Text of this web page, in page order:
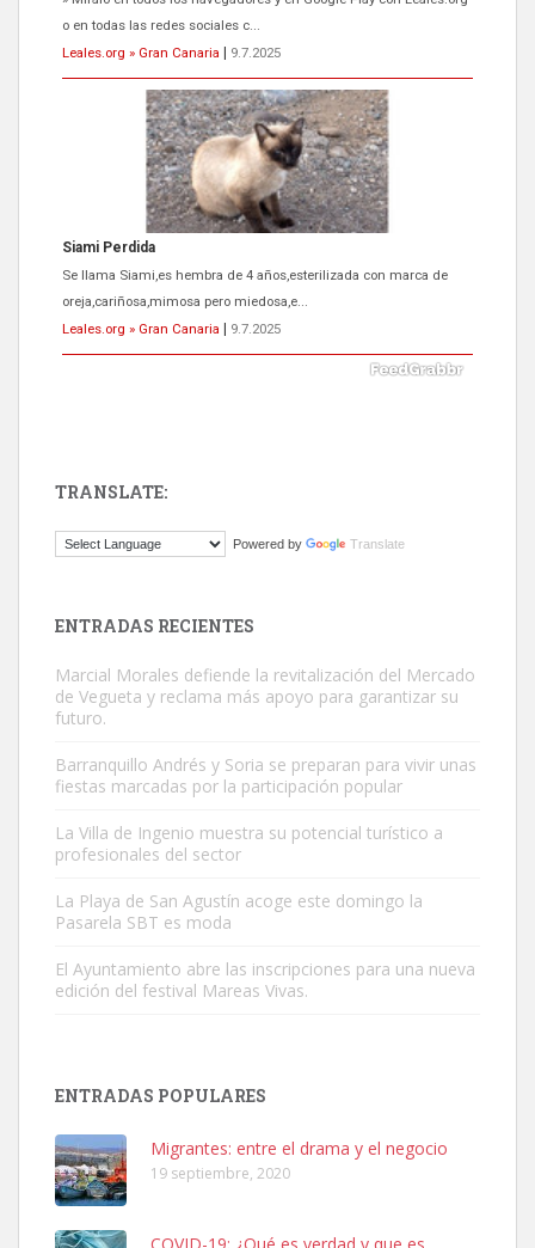
o en todas las redes sociales c...
Leales.org » Gran Canaria
9.7.2025
Siami Perdida
Se llama Siami,es hembra de 4 años,esterilizada con marca de
oreja,cariñosa,mimosa pero miedosa,e...
Leales.org » Gran Canaria
9.7.2025
El ayuntamiento se va a llevar a Los Gatos callejeros de la zona los
Gato manso encontrado
Este gato macho ha aparecido en la calle hace menos de un mes,
es muy manso y extremadamente cari...
Busco adopción responsable para mi perra. Pastor alemán,
Leales.org » Gran Canaria | 6.7.2025
TRANSLATE:
Powered by Translate
ENTRADAS RECIENTES
Marcial Morales defiende la revitalización del Mercado
de Vegueta y reclama más apoyo para garantizar su
futuro.
Barranquillo Andrés y Soria se preparan para vivir unas
fiestas marcadas por la participación popular
La Villa de Ingenio muestra su potencial turístico a
profesionales del sector
La Playa de San Agustín acoge este domingo la
Pasarela SBT es moda
El Ayuntamiento abre las inscripciones para una nueva
edición del festival Mareas Vivas.
ENTRADAS POPULARES
Migrantes: entre el drama y el negocio
19 septiembre, 2020